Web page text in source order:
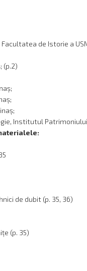
de Istorie a
(p.2)
Institutul
de dubit (p. 35, 36)
(p. 35)